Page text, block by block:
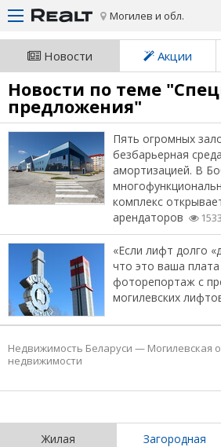
Могилев и обл.
Новости Акции
Новости по теме
предложения"
Пять огромных
безбарьерная
амортизацией. В
комплекс
арендаторов
«Если лифт долго
что это ваша
фоторепортаж с
могилевских
Недвижимость Беларуси — Могилевская
недвижимости
Жилая Загородная